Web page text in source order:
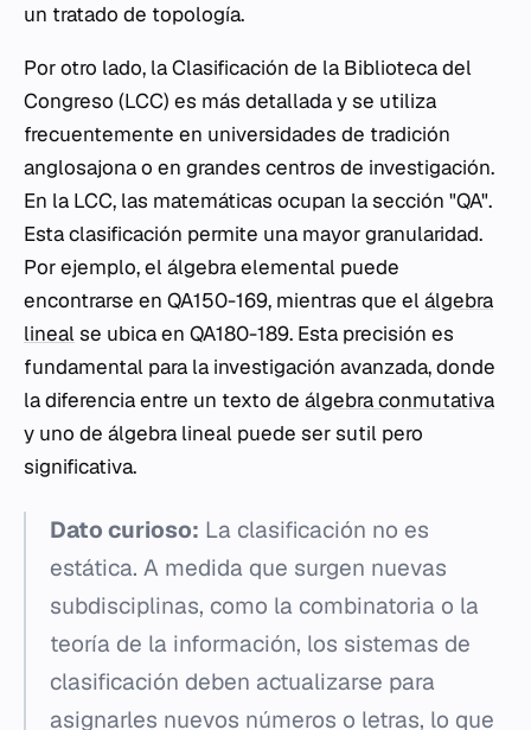
un tratado de topología.
Por otro lado, la Clasificación de la Biblioteca del
Congreso (LCC) es más detallada y se utiliza
frecuentemente en universidades de tradición
anglosajona o en grandes centros de investigación.
En la LCC, las matemáticas ocupan la sección "QA".
Esta clasificación permite una mayor granularidad.
Por ejemplo, el álgebra elemental puede
encontrarse en QA150-169, mientras que elálgebra
linealse ubica en QA180-189. Esta precisión es
fundamental para la investigación avanzada, donde
la diferencia entre un texto de álgebra conmutativa
y uno de álgebra lineal puede ser sutil pero
significativa.
Dato curioso: La clasificación no es
estática. A medida que surgen nuevas
subdisciplinas, como la combinatoria o la
teoría de la información, los sistemas de
clasificación deben actualizarse para
asignarles nuevos números o letras, lo que